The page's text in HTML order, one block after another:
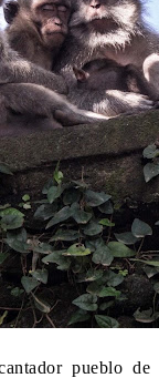
pueblo de